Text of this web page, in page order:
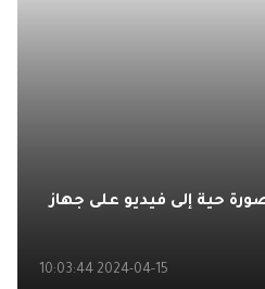
حية إلى فيديو على جهاز
2024-04-15 10:03:44